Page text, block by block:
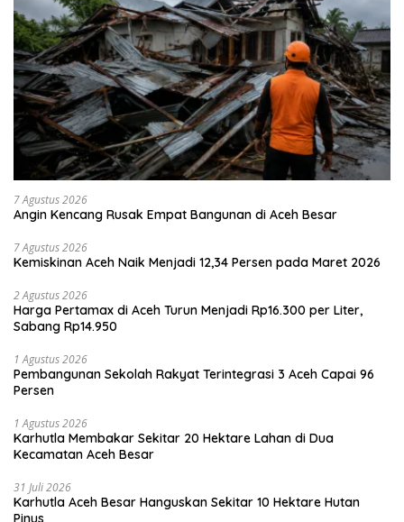
7 Agustus 2026
Angin Kencang Rusak Empat Bangunan di Aceh Besar
7 Agustus 2026
Kemiskinan Aceh Naik Menjadi 12,34 Persen pada Maret 2026
2 Agustus 2026
Harga Pertamax di Aceh Turun Menjadi Rp16.300 per Liter,
Sabang Rp14.950
1 Agustus 2026
Pembangunan Sekolah Rakyat Terintegrasi 3 Aceh Capai 96
Persen
1 Agustus 2026
Karhutla Membakar Sekitar 20 Hektare Lahan di Dua
Kecamatan Aceh Besar
31 Juli 2026
Karhutla Aceh Besar Hanguskan Sekitar 10 Hektare Hutan
Pinus